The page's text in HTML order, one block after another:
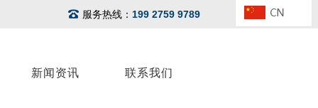
服务热线： 199 2759 9789
新闻资讯 联系我们